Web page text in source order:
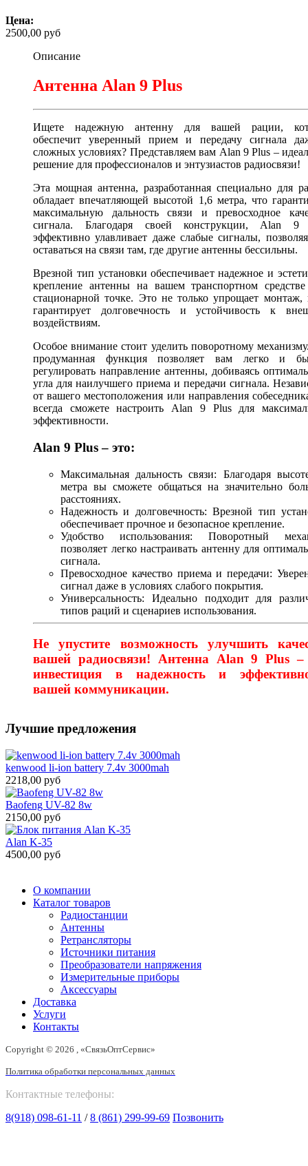
Цена:
2500,00 руб
Описание
Антенна Alan 9 Plus
Ищете надежную антенну для вашей рации,
обеспечит уверенный прием и передачу сигнала
сложных условиях? Представляем вам Alan 9 Plus –
решение для профессионалов и энтузиастов радиосвязи!
Эта мощная антенна, разработанная специально для
обладает впечатляющей высотой 1,6 метра, что
максимальную дальность связи и превосходное
сигнала. Благодаря своей конструкции, Alan 9
эффективно улавливает даже слабые сигналы,
оставаться на связи там, где другие антенны бессильны.
Врезной тип установки обеспечивает надежное и
крепление антенны на вашем транспортном
стационарной точке. Это не только упрощает
гарантирует долговечность и устойчивость к
воздействиям.
Особое внимание стоит уделить поворотному
продуманная функция позволяет вам легко и
регулировать направление антенны, добиваясь
угла для наилучшего приема и передачи сигнала.
от вашего местоположения или направления
всегда сможете настроить Alan 9 Plus для
эффективности.
Alan 9 Plus – это:
Максимальная дальность связи: Благодаря
метра вы сможете общаться на значительно
расстояниях.
Надежность и долговечность: Врезной тип
обеспечивает прочное и безопасное крепление.
Удобство использования: Поворотный
позволяет легко настраивать антенну для
сигнала.
Превосходное качество приема и передачи:
сигнал даже в условиях слабого покрытия.
Универсальность: Идеально подходит для
типов раций и сценариев использования.
Не упустите возможность улучшить
вашей радиосвязи! Антенна Alan 9 Plus –
инвестиция в надежность и
вашей коммуникации.
Лучшие предложения
kenwood li-ion battery 7.4v 3000mah
2218,00 руб
Baofeng UV-82 8w
2150,00 руб
Alan K-35
4500,00 руб
О компании
Каталог товаров
Радиостанции
Антенны
Ретрансляторы
Источники питания
Преобразователи напряжения
Измерительные приборы
Аксессуары
Доставка
Услуги
Контакты
Copyright © 2026 , «СвязьОптСервис»
Политика обработки персональных данных
Контактные телефоны:
8(918) 098-61-11 /8 (861) 299-99-69 Позвонить